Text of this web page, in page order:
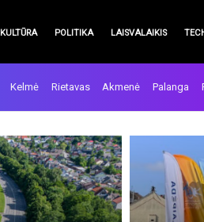
KULTŪRA POLITIKA LAISVALAIKIS
Kelmė Rietavas Akmenė Palanga